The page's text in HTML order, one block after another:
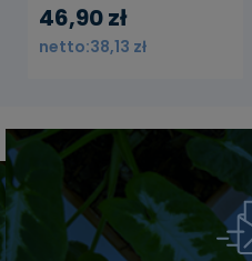
46,90 zł
38,13 zł